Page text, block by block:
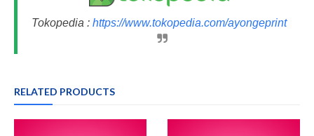
Tokopedia : https://www.tokopedia.com/ayongeprint
RELATED PRODUCTS